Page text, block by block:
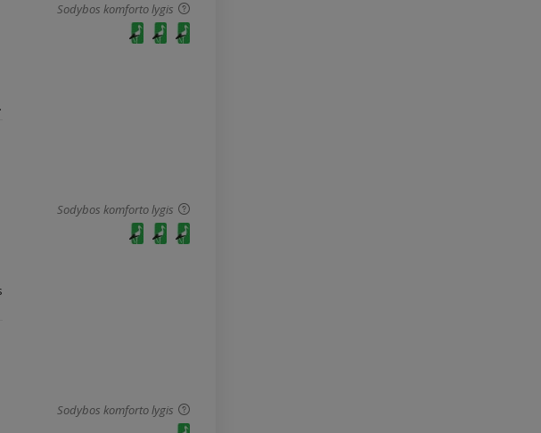
Sodybos komforto lygis
Sodybos komforto lygis
Sodybos komforto lygis